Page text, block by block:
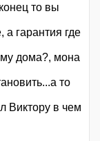
то вы
гарантия где
дома?, мона
то
Виктору в чем